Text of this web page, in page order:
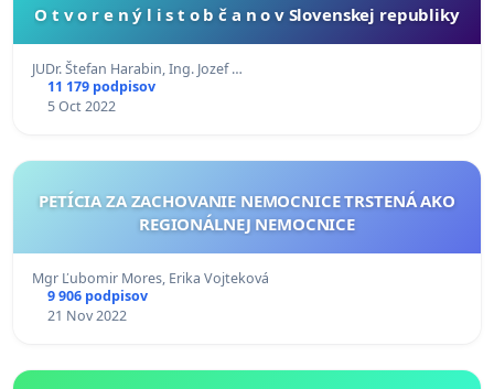
O t v o r e n ý l i s t o b č a n o v Slovenskej republiky
JUDr. Štefan Harabin, Ing. Jozef …
11 179 podpisov
5 Oct 2022
PETÍCIA ZA ZACHOVANIE NEMOCNICE TRSTENÁ AKO
REGIONÁLNEJ NEMOCNICE
Mgr Ľubomir Mores, Erika Vojteková
9 906 podpisov
21 Nov 2022